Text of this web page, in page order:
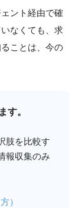
ント経由で確
なくても、求
ことは、今の
す。
肢を比較す
報収集のみ
）